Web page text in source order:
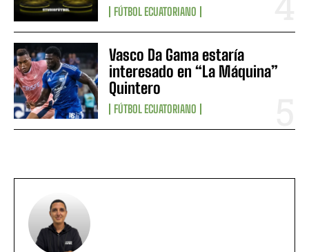
FÚTBOL ECUATORIANO
Vasco Da Gama estaría
interesado en “La Máquina”
Quintero
FÚTBOL ECUATORIANO